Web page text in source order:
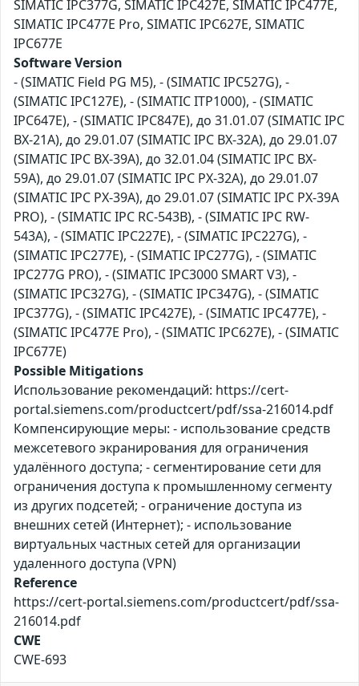
SIMATIC IPC377G, SIMATIC IPC427E, SIMATIC IPC477E,
SIMATIC IPC477E Pro, SIMATIC IPC627E, SIMATIC
IPC677E
Software Version
- (SIMATIC Field PG M5), - (SIMATIC IPC527G), -
(SIMATIC IPC127E), - (SIMATIC ITP1000), - (SIMATIC
IPC647E), - (SIMATIC IPC847E), до 31.01.07 (SIMATIC IPC
BX-21A), до 29.01.07 (SIMATIC IPC BX-32A), до 29.01.07
(SIMATIC IPC BX-39A), до 32.01.04 (SIMATIC IPC BX-
59A), до 29.01.07 (SIMATIC IPC PX-32A), до 29.01.07
(SIMATIC IPC PX-39A), до 29.01.07 (SIMATIC IPC PX-39A
PRO), - (SIMATIC IPC RC-543B), - (SIMATIC IPC RW-
543A), - (SIMATIC IPC227E), - (SIMATIC IPC227G), -
(SIMATIC IPC277E), - (SIMATIC IPC277G), - (SIMATIC
IPC277G PRO), - (SIMATIC IPC3000 SMART V3), -
(SIMATIC IPC327G), - (SIMATIC IPC347G), - (SIMATIC
IPC377G), - (SIMATIC IPC427E), - (SIMATIC IPC477E), -
(SIMATIC IPC477E Pro), - (SIMATIC IPC627E), - (SIMATIC
IPC677E)
Possible Mitigations
Использование рекомендаций: https://cert-
portal.siemens.com/productcert/pdf/ssa-216014.pdf
Компенсирующие меры: - использование средств
межсетевого экранирования для ограничения
удалённого доступа; - сегментирование сети для
ограничения доступа к промышленному сегменту
из других подсетей; - ограничение доступа из
внешних сетей (Интернет); - использование
виртуальных частных сетей для организации
удаленного доступа (VPN)
Reference
https://cert-portal.siemens.com/productcert/pdf/ssa-
216014.pdf
CWE
CWE-693